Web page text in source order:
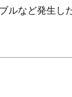
ルなど発生し